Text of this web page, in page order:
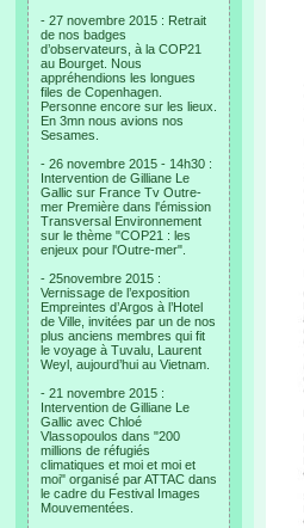
- 27 novembre 2015 : Retrait
de nos badges
d’observateurs, à la COP21
au Bourget. Nous
appréhendions les longues
files de Copenhagen.
Personne encore sur les lieux.
En 3mn nous avions nos
Sesames.
- 26 novembre 2015 - 14h30 :
Intervention de Gilliane Le
Gallic sur France Tv Outre-
mer Première dans l'émission
Transversal Environnement
sur le thème "COP21 : les
enjeux pour l'Outre-mer".
- 25novembre 2015 :
Vernissage de l’exposition
Empreintes d’Argos à l’Hotel
de Ville, invitées par un de nos
plus anciens membres qui fit
le voyage à Tuvalu, Laurent
Weyl, aujourd’hui au Vietnam.
- 21 novembre 2015 :
Intervention de Gilliane Le
Gallic avec Chloé
Vlassopoulos dans "200
millions de réfugiés
climatiques et moi et moi et
moi" organisé par ATTAC dans
le cadre du Festival Images
Mouvementées.